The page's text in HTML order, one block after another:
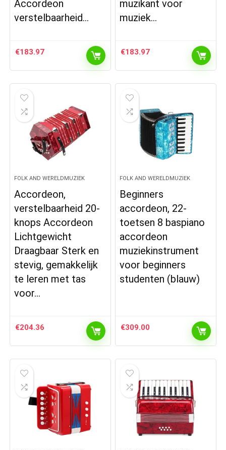
Accordeon
verstelbaarheid…
€183.97
muzikant voor
muziek…
€183.97
FOLK AND WERELDMUZIEK
Accordeon,
verstelbaarheid 20-
knops Accordeon
Lichtgewicht
Draagbaar Sterk en
stevig, gemakkelijk
te leren met tas
voor…
€204.36
FOLK AND WERELDMUZIEK
Beginners
accordeon, 22-
toetsen 8 baspiano
accordeon
muziekinstrument
voor beginners
studenten (blauw)
€309.00